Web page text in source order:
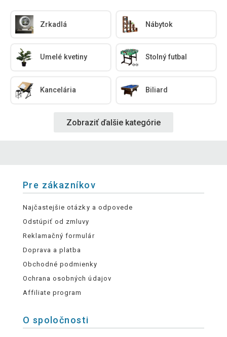
Zrkadlá Nábytok
Umelé kvetiny Stolný futbal
Kancelária Biliard
Zobraziť ďalšie kategórie
Pre zákazníkov
Najčastejšie otázky a odpovede
Odstúpiť od zmluvy
Reklamačný formulár
Doprava a platba
Obchodné podmienky
Ochrana osobných údajov
Affiliate program
O spoločnosti